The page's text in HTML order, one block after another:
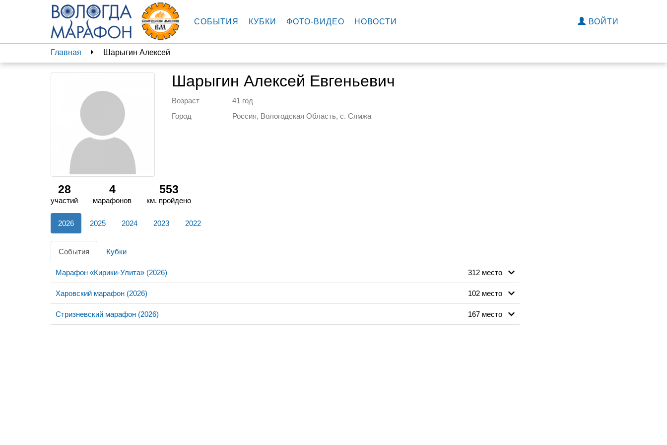
СОБЫТИЯ КУБКИ ФОТО-ВИДЕО НОВОСТИ ВОЙТИ
Главная Шарыгин Алексей
Шарыгин Алексей Евгеньевич
Возраст
41 год
Город
Россия, Вологодская Область, с. Сямжа
28
участий
4
марафонов
553
км. пройдено
2026 2025 2024 2023 2022
События Кубки
Марафон «Кирики-Улита» (2026) 312 место
Харовский марафон (2026) 102 место
Стризневский марафон (2026) 167 место